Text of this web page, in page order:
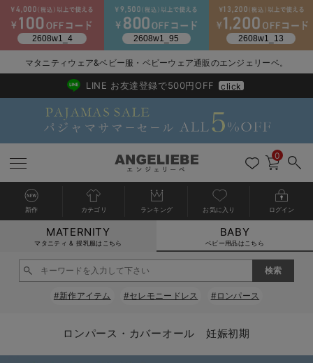
新生児服全て
ベビー服全て
ロンパース・カバーオール
シーズンアイテム全て
ベビー・新生児 寝具全て
ベビーベッド・布団 （ベビー・新生児）
ベビー 雑貨全て
ベビーチェア（ハイローチェア）・ベビーラック
お出かけグッズ全て
ベビー｜季節の特集全て
猛暑からベビーを守るひんやりグッズ
アウトレット全て
【アウトレット】ワンピース
特集全て
抗菌防臭加工
再入荷全て
再入荷｜インナー
戻る
送料無料アイテム全て
ワンピース
戻る
ブラキャミ おまとめ
戻る
【37周年祭セール】
【37周年祭セール】
戻る
気温差別オススメア
【15℃】3月下旬～
戻る
動きやすく着回しで
戻る
強撚スムース(コスパ
戻る
マタニティウェア
【おまとめ割】パジ
戻る
こだわりの履き心地
カジュアル
戻る
ジャケット派
戻る
出産準備応援割全て
マタニティパジャマ
戻る
【オフィスカジュア
戻る
レギンスタイプ
戻る
【フォーマル】ワン
戻る
【ベビー】長袖
戻る
ハンカチ
戻る
快適ウェア10%OFF
戻る
春のマタニティワン
セットアップ・ レイ
戻る
Gift Selection 出産
〜3,000円（税込）
戻る
冬の冷え対策インナ
薄くてあったか
戻る
入院準備の持ち物チ
入院してすぐ使うグ
戻る
冬のあったか特集全て
【冬のあったか特集
マタニティウェア&ベビー服・ベビーウェア通販のエンジェリーベ。
2026/NewArrival
送料495円(一部地域を除く) 7,700円以上で送料無料
LINE お友達登録で500円OFF click
0
新作 カテゴリ ランキング お気に入り ログイン
MATERNITY
マタニティ & 授乳服はこちら
BABY
ベビー用品はこちら
#新作アイテム #セレモニードレス #ロンパース
ロンパース・カバーオール 妊娠初期
カートに入れる
閉じる